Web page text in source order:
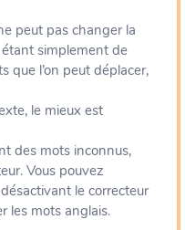
peut pas changer la
étant simplement de
que l’on peut déplacer,
le mieux est
des mots inconnus,
Vous pouvez
le correcteur
les mots anglais.